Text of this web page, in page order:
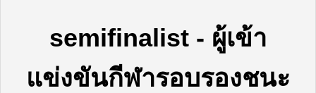
semifinalist - ผู้เข้า
แข่งขันกีฬารอบรองชนะ